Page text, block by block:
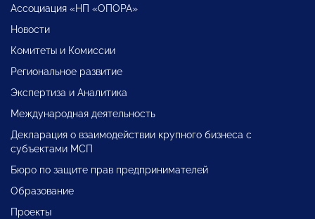
Ассоциация «НП «ОПОРА»
Новости
Комитеты и Комиссии
Региональное развитие
Экспертиза и Аналитика
Международная деятельность
Декларация о взаимодействии крупного бизнеса с
субъектами МСП
Бюро по защите прав предпринимателей
Образование
Проекты